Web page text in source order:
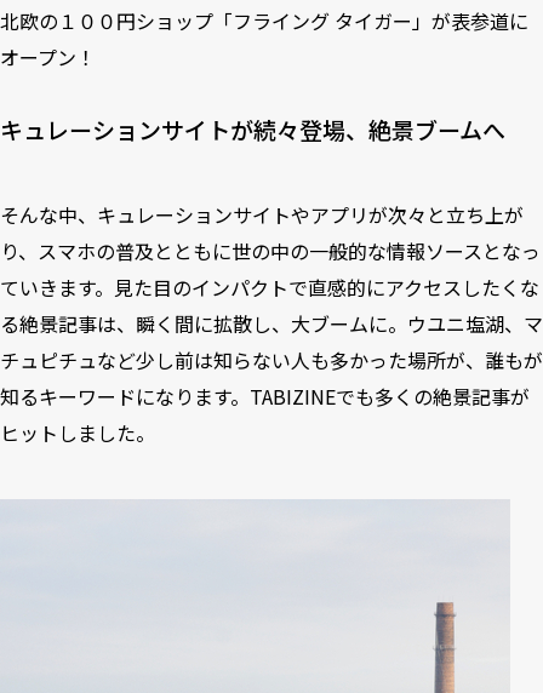
北欧の１００円ショップ「フライング タイガー」が表参道に
オープン！
キュレーションサイトが続々登場、絶景ブームへ
そんな中、 キュレーションサイトやアプリが次々と立ち上が
り、スマホの普及とともに世の中の一般的な情報ソースとなっ
ていきます。見た目のインパクトで直感的にアクセスしたくな
る絶景記事は、瞬く間に拡散し、大ブームに。ウユニ塩湖、マ
チュピチュなど少し前は知らない人も多かった場所が、誰もが
知るキーワードになります。TABIZINEでも多くの絶景記事が
ヒットしました。